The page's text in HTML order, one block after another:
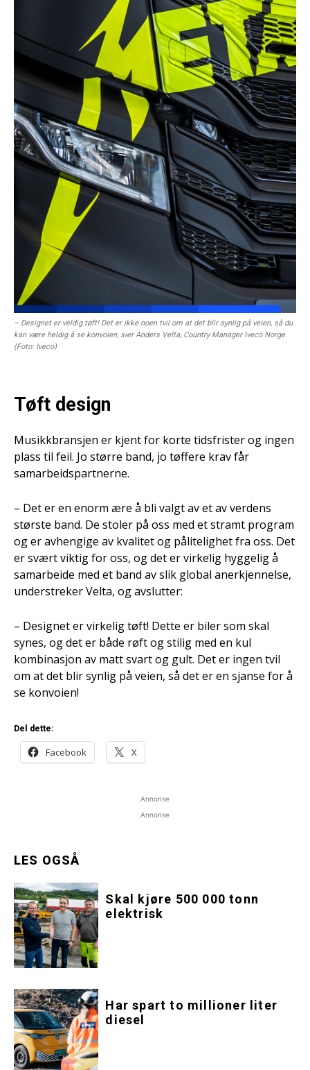
– Designet er veldig tøft! Det er ikke noen tvil om at det blir synlig på veien, så du
kan være heldig å se konvoien, sier Anders Velta, Country Manager Iveco Norge.
(Foto: Iveco)
Tøft design
Musikkbransjen er kjent for korte tidsfrister og ingen
plass til feil. Jo større band, jo tøffere krav får
samarbeidspartnerne.
– Det er en enorm ære å bli valgt av et av verdens
største band. De stoler på oss med et stramt program
og er avhengige av kvalitet og pålitelighet fra oss. Det
er svært viktig for oss, og det er virkelig hyggelig å
samarbeide med et band av slik global anerkjennelse,
understreker Velta, og avslutter:
– Designet er virkelig tøft! Dette er biler som skal
synes, og det er både røft og stilig med en kul
kombinasjon av matt svart og gult. Det er ingen tvil
om at det blir synlig på veien, så det er en sjanse for å
se konvoien!
Del dette:
Facebook X
Annonse
Annonse
LES OGSÅ
Skal kjøre 500 000 tonn
elektrisk
Har spart to millioner liter
diesel